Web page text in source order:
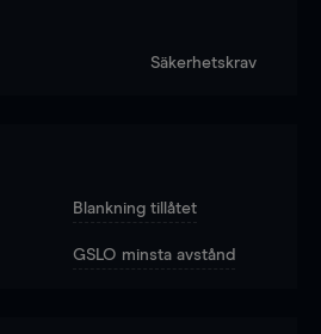
Säkerhetskrav
Blankning tillåtet
GSLO minsta avstånd